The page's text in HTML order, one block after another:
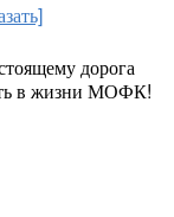
дорога
в жизни МОФК!